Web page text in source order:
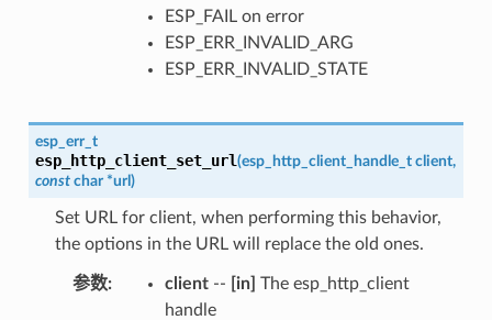
ESP_FAIL on error
ESP_ERR_INVALID_ARG
ESP_ERR_INVALID_STATE
esp_err_t
esp_http_client_set_url(esp_http_client_handle_t client,
const char *url )
Set URL for client, when performing this behavior,
the options in the URL will replace the old ones.
参数 client-- [in] The esp_http_client
handle